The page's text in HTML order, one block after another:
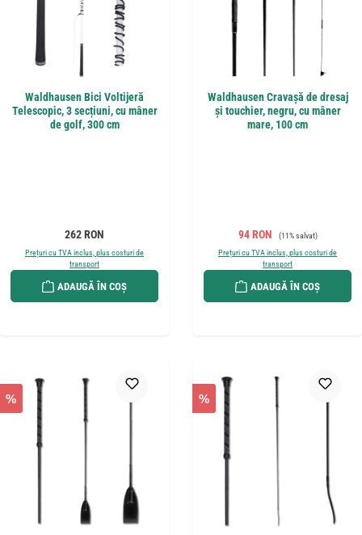
Waldhausen Bici Voltijeră
Telescopic, 3 secțiuni, cu mâner
de golf, 300 cm
Preț obișnuit:
262 RON
Prețuri cu TVA inclus, plus costuri de
transport
ADAUGĂ ÎN COȘ
Waldhausen Cravașă de dresaj
și touchier, negru, cu mâner
mare, 100 cm
Preț de vânzare:
94 RON Preț obișnuit:
(11% salvat)
Prețuri cu TVA inclus, plus costuri de
transport
ADAUGĂ ÎN COȘ
% %